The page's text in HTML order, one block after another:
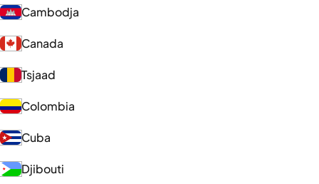
Cambodja
Canada
Tsjaad
Colombia
Cuba
Djibouti